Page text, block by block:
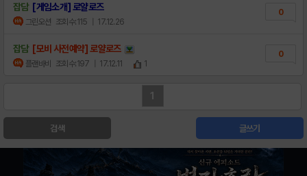
잡담 [게임소개] 로얄로즈
그린오션 조회수:115 | 17.12.26
0
잡담 [모비 사전예약] 로얄로즈
플랜바비 조회수:197 | 17.12.11 1
0
1
검색 글쓰기